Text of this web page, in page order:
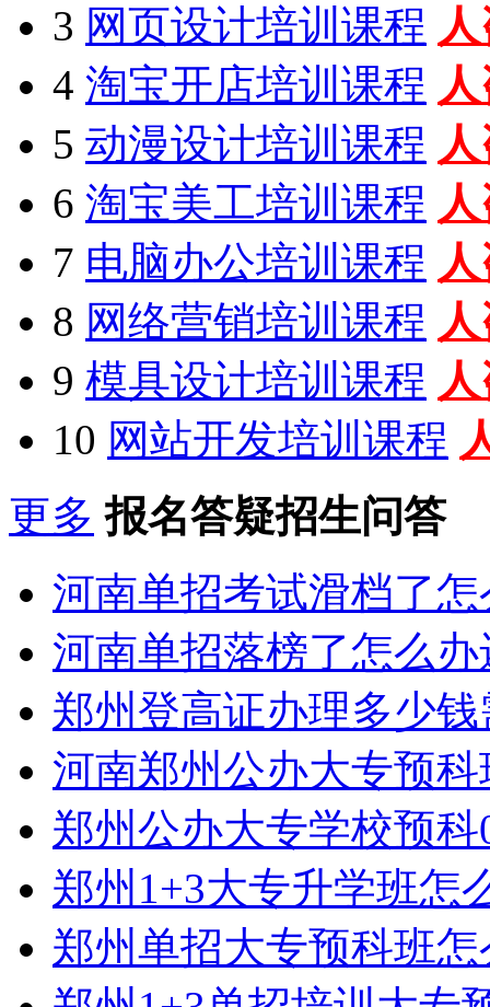
3 网页设计培训课程
4 淘宝开店培训课程
5 动漫设计培训课程
6 淘宝美工培训课程
7 电脑办公培训课程
8 网络营销培训课程
9 模具设计培训课程
10 网站开发培训课程
更多 报名答疑招生问答
河南单招考试滑档了
河南单招落榜了怎么
郑州登高证办理多少
河南郑州公办大专预
郑州公办大专学校预
郑州1+3大专升学班怎
郑州单招大专预科班